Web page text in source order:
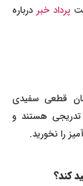
پرداد خبردرباره
قطعی سفیدی
هستند و
را نخورید.